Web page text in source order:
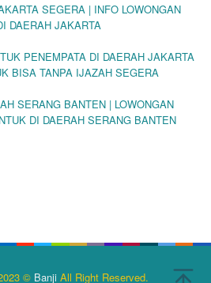
SEGERA | INFO LOWONGAN
DAERAH JAKARTA
PENEMPATA DI DAERAH JAKARTA
BISA TANPA IJAZAH SEGERA
SERANG BANTEN | LOWONGAN
DI DAERAH SERANG BANTEN
© Banji All Right Reserved.